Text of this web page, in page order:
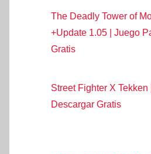
The Deadly Tower of
+Update 1.05 | Juego
Gratis
Street Fighter X
Descargar Gratis